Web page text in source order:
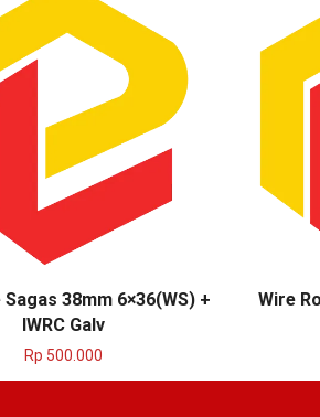
Sagas 38mm 6×36(WS) +
IWRC Galv
Rp 500.000
Wire